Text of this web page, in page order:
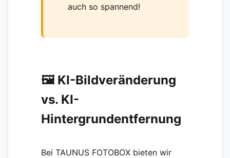
auch so spannend!
🖼️ KI-Bildveränderung
vs. KI-
Hintergrundentfernung
Bei TAUNUS FOTOBOX bieten wir